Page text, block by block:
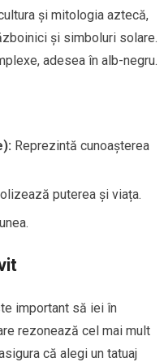
și mitologia aztecă,
și simboluri solare.
adesea în alb-negru.
Reprezintă cunoașterea
puterea și viața.
important să iei în
rezonează cel mai mult
că alegi un tatuaj